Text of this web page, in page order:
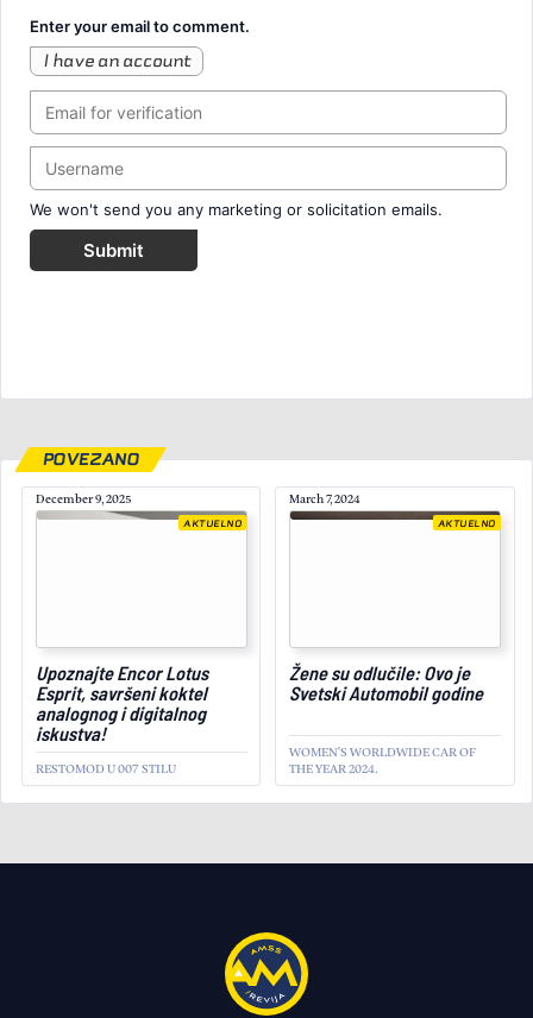
Enter your email to comment.
I have an account
We won't send you any marketing or solicitation emails.
Submit
POVEZANO
December 9, 2025
Upoznajte Encor Lotus
Esprit, savršeni koktel
analognog i digitalnog
iskustva!
RESTOMOD U 007 STILU
AKTUELNO
March 7, 2024
Žene su odlučile: Ovo je
Svetski Automobil godine
WOMEN'S WORLDWIDE CAR OF
THE YEAR 2024.
AKTUELNO
najatraktivnijih modela na